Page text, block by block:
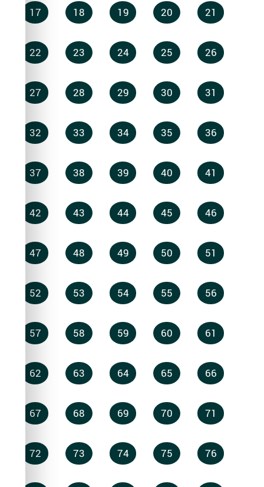
17 18 19 20 21
22 23 24 25 26
27 28 29 30 31
32 33 34 35 36
37 38 39 40 41
42 43 44 45 46
47 48 49 50 51
52 53 54 55 56
57 58 59 60 61
62 63 64 65 66
67 68 69 70 71
72 73 74 75 76